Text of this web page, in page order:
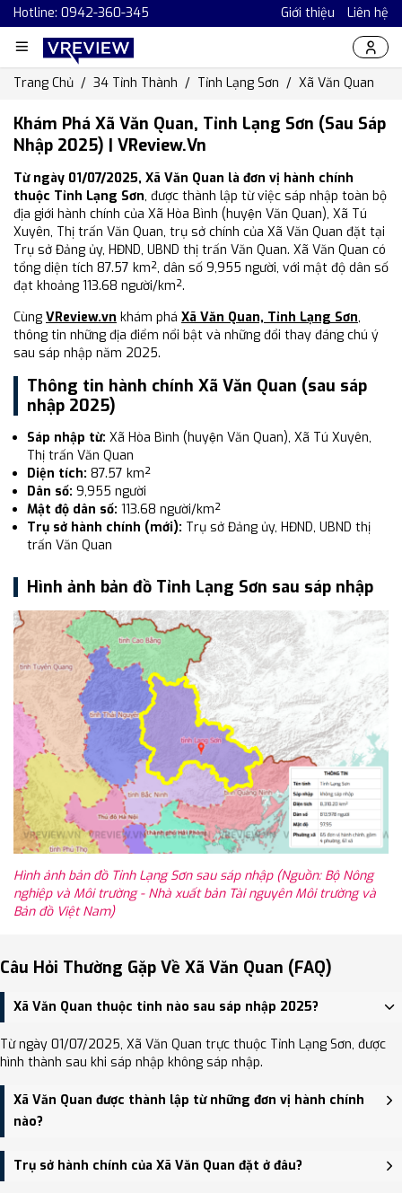
Hotline: 0942-360-345 Giới thiệu Liên hệ
Trang Chủ 34 Tỉnh Thành Tỉnh Lạng Sơn Xã Văn Quan
Khám Phá Xã Văn Quan, Tỉnh Lạng Sơn (Sau Sáp
Nhập 2025) | VReview.vn
Từ ngày 01/07/2025, Xã Văn Quan là đơn vị hành chính
thuộc Tỉnh Lạng Sơn, được thành lập từ việc sáp nhập toàn bộ
địa giới hành chính của Xã Hòa Bình (huyện Văn Quan), Xã Tú
Xuyên, Thị trấn Văn Quan, trụ sở chính của Xã Văn Quan đặt tại
Trụ sở Đảng ủy, HĐND, UBND thị trấn Văn Quan. Xã Văn Quan có
tổng diện tích 87.57 km², dân số 9,955 người, với mật độ dân số
đạt khoảng 113.68 người/km².
Cùng VReview.vn khám phá Xã Văn Quan, Tỉnh Lạng Sơn,
thông tin những địa điểm nổi bật và những đổi thay đáng chú ý
sau sáp nhập năm 2025.
Thông tin hành chính Xã Văn Quan (sau sáp
nhập 2025)
Sáp nhập từ: Xã Hòa Bình (huyện Văn Quan), Xã Tú Xuyên,
Thị trấn Văn Quan
Diện tích: 87.57 km²
Dân số: 9,955 người
Mật độ dân số: 113.68 người/km²
Trụ sở hành chính (mới): Trụ sở Đảng ủy, HĐND, UBND thị
trấn Văn Quan
Hình ảnh bản đồ Tỉnh Lạng Sơn sau sáp nhập
Hình ảnh bản đồ Tỉnh Lạng Sơn sau sáp nhập (Nguồn: Bộ Nông
nghiệp và Môi trường - Nhà xuất bản Tài nguyên Môi trường và
Bản đồ Việt Nam)
Câu Hỏi Thường Gặp Về Xã Văn Quan (FAQ)
Xã Văn Quan thuộc tỉnh nào sau sáp nhập 2025?
Từ ngày 01/07/2025, Xã Văn Quan trực thuộc Tỉnh Lạng Sơn, được
hình thành sau khi sáp nhập không sáp nhập.
Xã Văn Quan được thành lập từ những đơn vị hành chính
nào?
Xã Văn Quan được thành lập trên cơ sở sáp nhập Xã Hòa Bình
(huyện Văn Quan), Xã Tú Xuyên, Thị trấn Văn Quan.
Trụ sở hành chính của Xã Văn Quan đặt ở đâu?